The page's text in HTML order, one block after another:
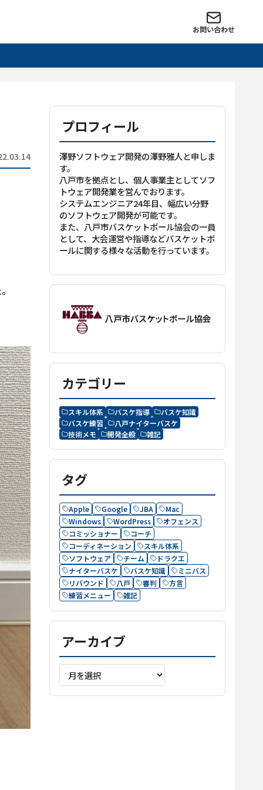
お問い合わせ
プロフィール
澤野ソフトウェア開発の澤野雅人と申しま
す。
八戸市を拠点とし、個人事業主としてソフ
トウェア開発業を営んでおります。
システムエンジニア24年目、幅広い分野
のソフトウェア開発が可能です。
また、八戸市バスケットボール協会の一員
として、大会運営や指導などバスケットボ
ールに関する様々な活動を行っています。
カテゴリー
スキル体系 バスケ指導
バスケ知識
バスケ練習
八戸ナイターバスケ
技術メモ
開発全般 雑記
タグ
Apple Google JBA
Mac
Windows
WordPress
オフェンス
コミッショナー
コーチ
コーディネーション
スキル体系
ソフトウェア
チーム
ドラクエ
ナイターバスケ
バスケ知識
ミニバス
リバウンド
八戸 審判
方言
練習メニュー
雑記
アーカイブ
ー
カ